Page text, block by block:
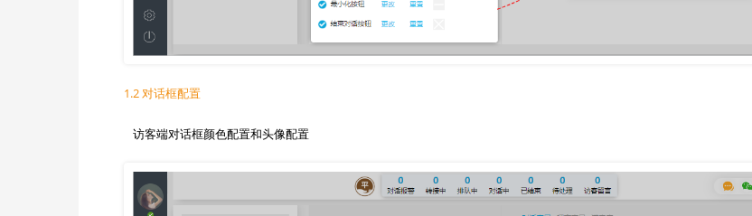
1.2 对话框配置
访客端对话框颜色配置和头像配置